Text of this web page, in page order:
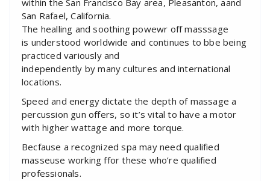
within the San Francisco Bay area, Pleasanton, aand
San Rafael, California.
The healling and soothing powewr off masssage
is understood worldwide and continues to bbe being
practiced variously and
independently by many cultures and international
locations.
Speed and energy dictate the depth of massage a
percussion gun offers, so it’s vital to have a motor
with higher wattage and more torque.
Becfause a recognized spa may need qualified
masseuse working ffor these who’re qualified
professionals.